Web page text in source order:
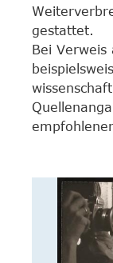
gestattet.
Bei Verweis